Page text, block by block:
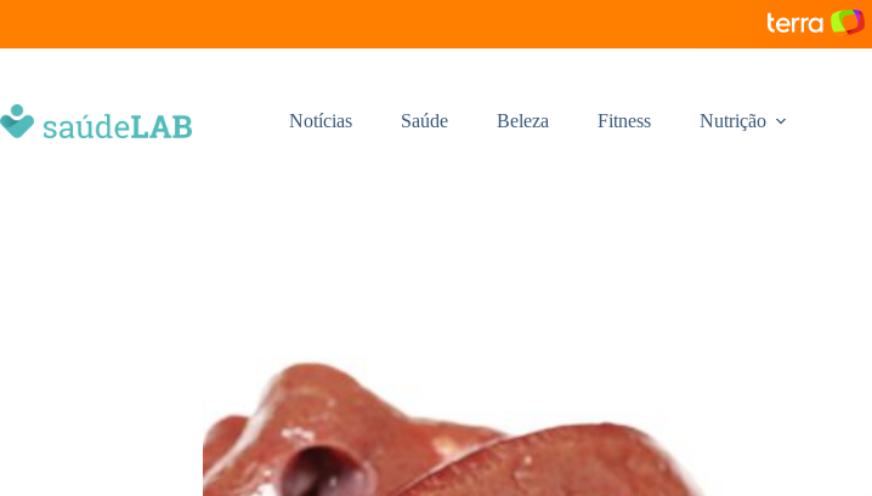
Notícias Saúde Beleza Fitness Nutrição